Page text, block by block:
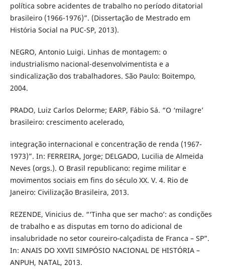
política sobre acidentes de trabalho no período ditatorial
brasileiro (1966-1976)”. (Dissertação de Mestrado em
História Social na PUC-SP, 2013).
NEGRO, Antonio Luigi. Linhas de montagem: o
industrialismo nacional-desenvolvimentista e a
sindicalização dos trabalhadores. São Paulo: Boitempo,
2004.
PRADO, Luiz Carlos Delorme; EARP, Fábio Sá. “O ‘milagre’
brasileiro: crescimento acelerado,
integração internacional e concentração de renda (1967-
1973)”. In: FERREIRA, Jorge; DELGADO, Lucilia de Almeida
Neves (orgs.). O Brasil republicano: regime militar e
movimentos sociais em fins do século XX. V. 4. Rio de
Janeiro: Civilização Brasileira, 2013.
REZENDE, Vinicius de. “‘Tinha que ser macho’: as condições
de trabalho e as disputas em torno do adicional de
insalubridade no setor coureiro-calçadista de Franca – SP”.
In: ANAIS DO XXVII SIMPÓSIO NACIONAL DE HISTÓRIA –
ANPUH, NATAL, 2013.